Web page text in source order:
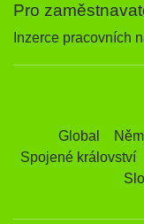
Pro
Inzerce pracovních
Global
Spojené království